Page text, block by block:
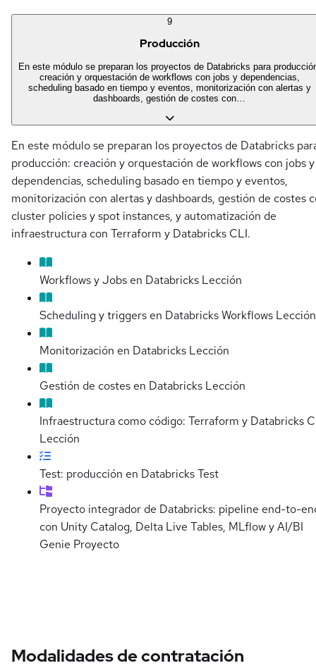
9
Producción
En este módulo se preparan los proyectos de Databricks para
creación y orquestación de workflows con jobs y dependencias,
scheduling basado en tiempo y eventos, monitorización con alertas y
dashboards, gestión de costes con…
En este módulo se preparan los proyectos de Databricks
producción: creación y orquestación de workflows con jobs y
dependencias, scheduling basado en tiempo y eventos,
monitorización con alertas y dashboards, gestión de costes
cluster policies y spot instances, y automatización de
infraestructura con Terraform y Databricks CLI.
Workflows y Jobs en Databricks Lección
Scheduling y triggers en Databricks Workflows Lección
Monitorización en Databricks Lección
Gestión de costes en Databricks Lección
Infraestructura como código: Terraform y Databricks
Lección
Test: producción en DatabricksTest
Proyecto integrador de Databricks: pipeline end-to-
con Unity Catalog, Delta Live Tables, MLflow y AI/BI
Genie Proyecto
Modalidades de contratación